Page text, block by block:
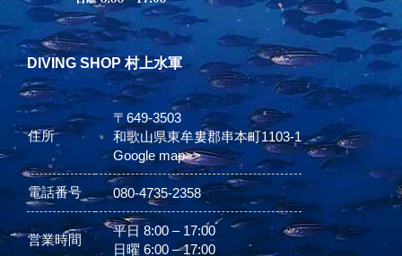
DIVING SHOP 村上水軍
住所
〒649-3503
和歌山県東牟婁郡串本町1103-1
Google map>>
電話番号 080-4735-2358
営業時間
平日 8:00 – 17:00
日曜 6:00 – 17:00